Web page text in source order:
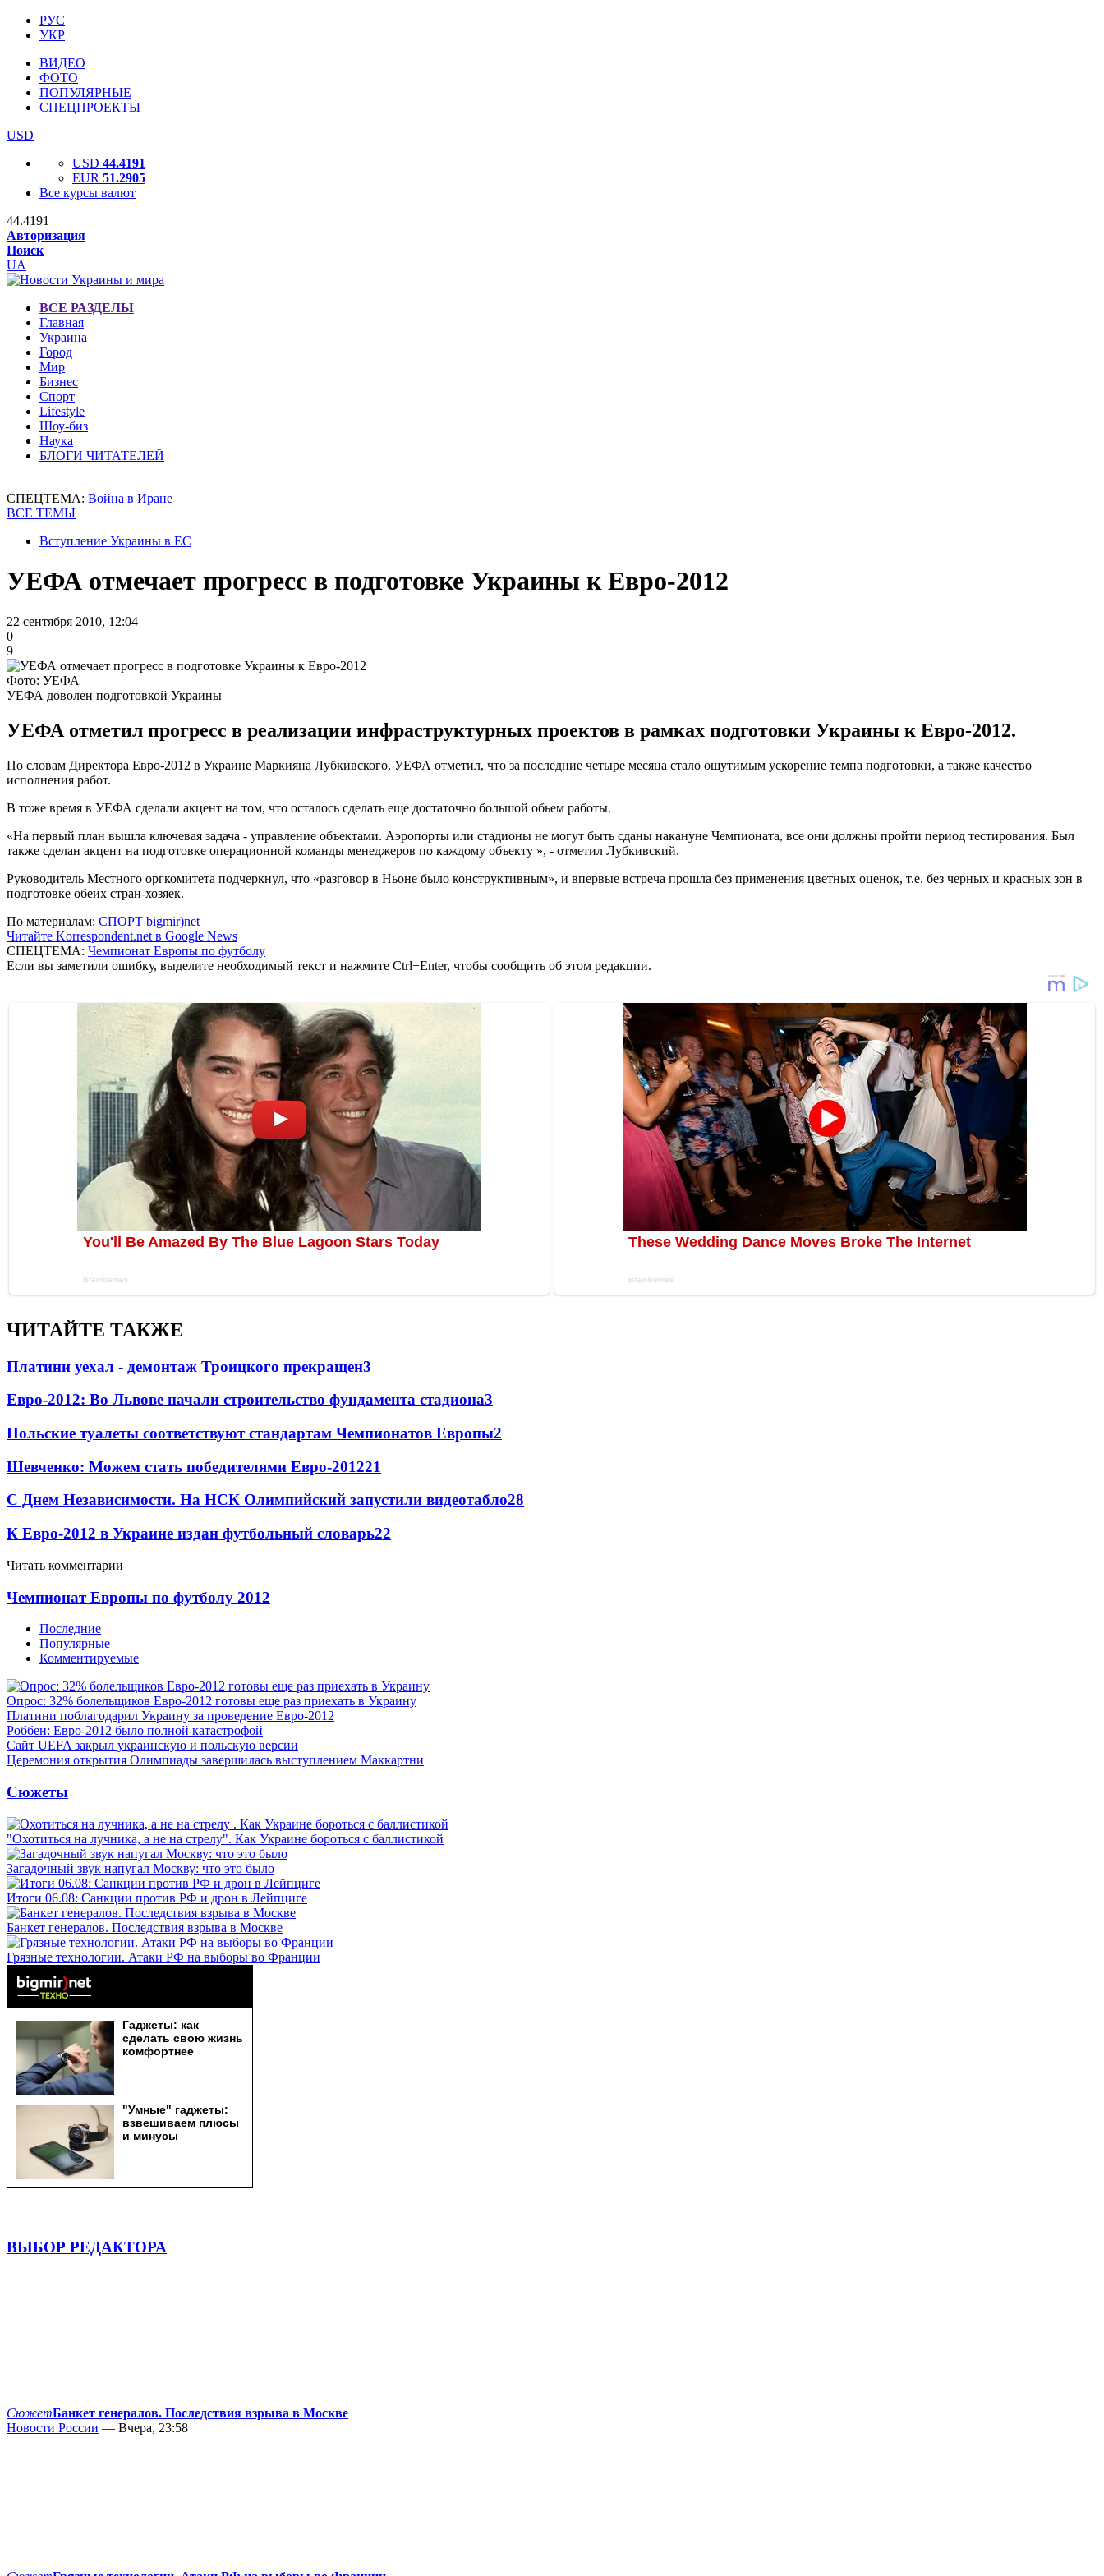
РУС
УКР
ВИДЕО
ФОТО
ПОПУЛЯРНЫЕ
СПЕЦПРОЕКТЫ
USD
USD 44.4191
EUR 51.2905
Все курсы валют
44.4191
Авторизация
Поиск
UA
ВСЕ РАЗДЕЛЫ
Главная
Украина
Город
Мир
Бизнес
Спорт
Lifestyle
Шоу-биз
Наука
БЛОГИ ЧИТАТЕЛЕЙ
СПЕЦТЕМА: Война в Иране
ВСЕ ТЕМЫ
Вступление Украины в ЕС
УЕФА отмечает прогресс в подготовке Украины к Евро-2012
22 сентября 2010, 12:04
0
9
Фото: УЕФА
УЕФА доволен подготовкой Украины
УЕФА отметил прогресс в реализации инфраструктурных проектов в рамках подготовки Украины к Евро-2012.
По словам Директора Евро-2012 в Украине Маркияна Лубкивского, УЕФА отметил, что за последние четыре месяца стало ощутимым ускорение темпа подготовки, а также качество
исполнения работ.
В тоже время в УЕФА сделали акцент на том, что осталось сделать еще достаточно большой обьем работы.
«На первый план вышла ключевая задача - управление объектами. Аэропорты или стадионы не могут быть сданы накануне Чемпионата, все они должны пройти период тестирования. Был
также сделан акцент на подготовке операционной команды менеджеров по каждому объекту », - отметил Лубкивский.
Руководитель Местного оргкомитета подчеркнул, что «разговор в Ньоне было конструктивным», и впервые встреча прошла без применения цветных оценок, т.е. без черных и красных зон в
подготовке обеих стран-хозяек.
По материалам: СПОРТ bigmir)net
Читайте Korrespondent.net в Google News
СПЕЦТЕМА: Чемпионат Европы по футболу
Если вы заметили ошибку, выделите необходимый текст и нажмите Ctrl+Enter, чтобы сообщить об этом редакции.
ЧИТАЙТЕ ТАКЖЕ
Платини уехал - демонтаж Троицкого прекращен3
Евро-2012: Во Львове начали строительство фундамента стадиона3
Польские туалеты соответствуют стандартам Чемпионатов Европы2
Шевченко: Можем стать победителями Евро-201221
С Днем Независимости. На НСК Олимпийский запустили видеотабло28
К Евро-2012 в Украине издан футбольный словарь22
Читать комментарии
Чемпионат Европы по футболу 2012
Последние
Популярные
Комментируемые
Опрос: 32% болельщиков Евро-2012 готовы еще раз приехать в Украину
Платини поблагодарил Украину за проведение Евро-2012
Роббен: Евро-2012 было полной катастрофой
Сайт UEFA закрыл украинскую и польскую версии
Церемония открытия Олимпиады завершилась выступлением Маккартни
Сюжеты
"Охотиться на лучника, а не на стрелу". Как Украине бороться с баллистикой
Загадочный звук напугал Москву: что это было
Итоги 06.08: Санкции против РФ и дрон в Лейпциге
Банкет генералов. Последствия взрыва в Москве
Грязные технологии. Атаки РФ на выборы во Франции
ВЫБОР РЕДАКТОРА
СюжетБанкет генералов. Последствия взрыва в Москве
Новости России — Вчера, 23:58